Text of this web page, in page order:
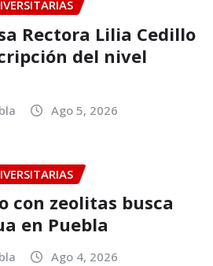
Rectora Lilia Cedillo
del nivel
Ago 5, 2026
con zeolitas busca
en Puebla
Ago 4, 2026